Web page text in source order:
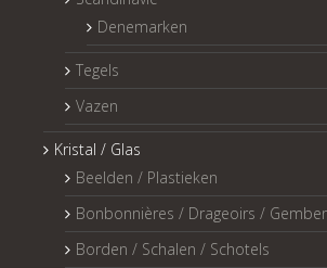
Denemarken
Tegels
Vazen
Kristal / Glas
Beelden / Plastieken
Bonbonnières / Drageoirs /
Borden / Schalen / Schotels